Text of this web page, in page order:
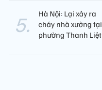
Hà Nội: Lại xảy ra
cháy nhà xưởng tại
phường Thanh Liệt